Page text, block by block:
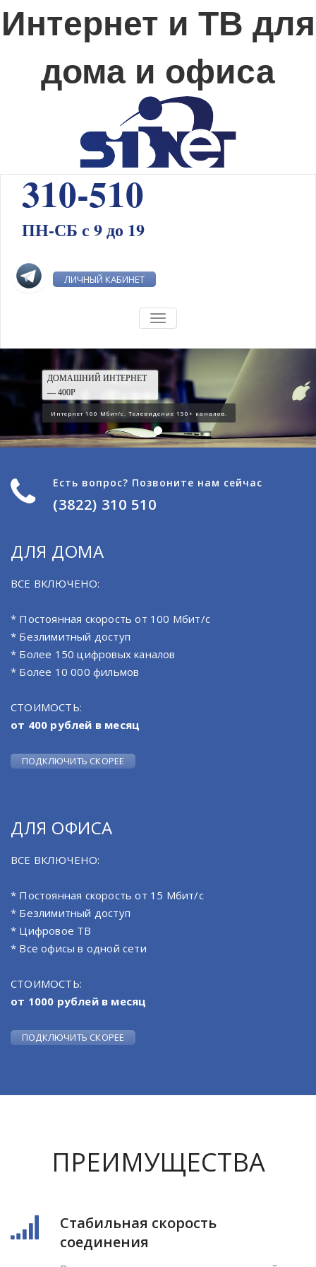
Интернет и ТВ для
дома и офиса
310-510
ПН-СБ с 9 до 19
ЛИЧНЫЙ КАБИНЕТ
ПОКАЗАТЬ/
СКРЫТЬ
ДОМАШНИЙ ИНТЕРНЕТ
— 400Р
Интернет 100 Мбит/c. Телевидение 150+ каналов.
Есть вопрос? Позвоните нам сейчас
(3822) 310 510
ДЛЯ ДОМА
ВСЕ ВКЛЮЧЕНО:
* Постоянная скорость от 100 Мбит/с
* Безлимитный доступ
* Более 150 цифровых каналов
* Более 10 000 фильмов
СТОИМОСТЬ:
от 400 рублей в месяц
ПОДКЛЮЧИТЬ СКОРЕЕ
ДЛЯ ОФИСА
ВСЕ ВКЛЮЧЕНО:
* Постоянная скорость от 15 Мбит/с
* Безлимитный доступ
* Цифровое ТВ
* Все офисы в одной сети
СТОИМОСТЬ:
от 1000 рублей в месяц
ПОДКЛЮЧИТЬ СКОРЕЕ
ПРЕИМУЩЕСТВА
Стабильная скорость
соединения